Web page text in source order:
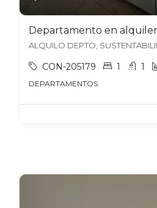
CON-205179 1 1
DEPARTAMENTOS